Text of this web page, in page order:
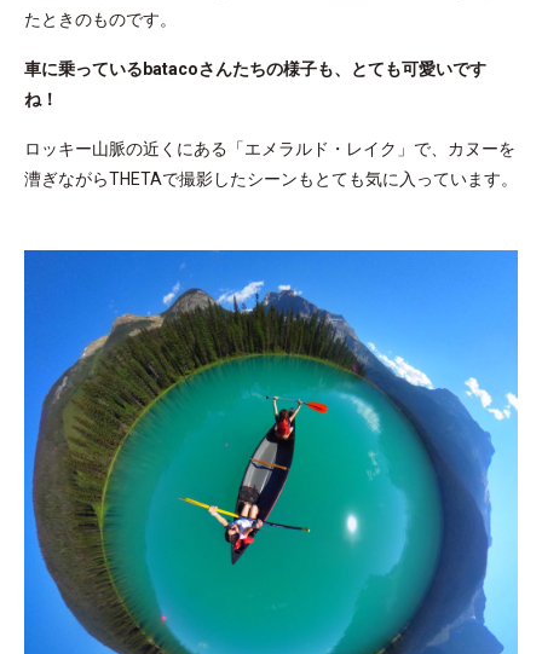
たときのものです。
車に乗っているbatacoさんたちの様子も、とても可愛いです
ね！
ロッキー山脈の近くにある「エメラルド・レイク」で、カヌーを
漕ぎながらTHETAで撮影したシーンもとても気に入っています。